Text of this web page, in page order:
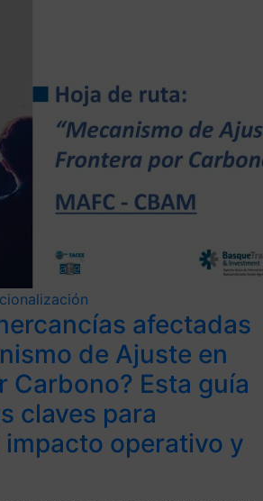
afectadas
de Ajuste en
Carbono? Esta guía
claves para
operativo y